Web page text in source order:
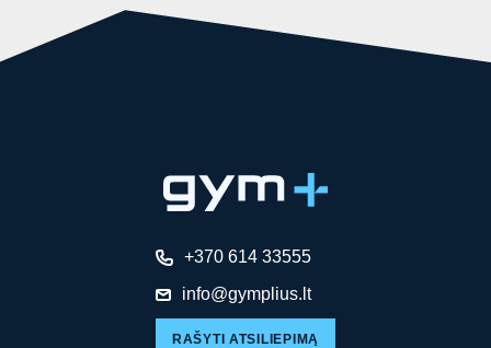
+370 614 33555
info@gymplius.lt
RAŠYTI ATSILIEPIMĄ